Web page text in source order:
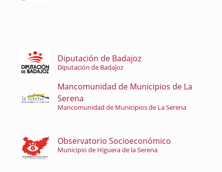
Diputación de Badajoz
Diputación de Badajoz
Mancomunidad de Municipios de La
Serena
Mancomunidad de Municipios de La Serena
Observatorio Socioeconómico
Municipio de Higuera de la Serena